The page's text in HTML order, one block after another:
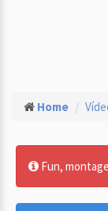
Home
Fun,